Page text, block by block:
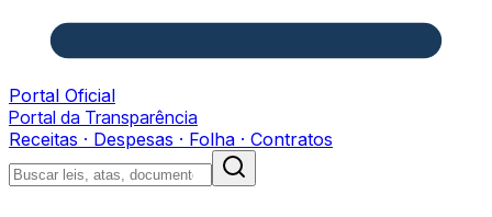
Portal Oficial
Portal da Transparência
Receitas · Despesas · Folha · Contratos